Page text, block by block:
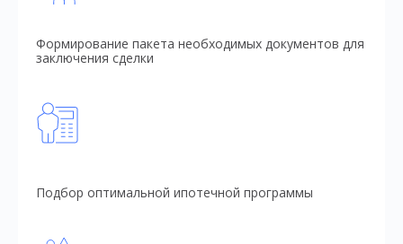
Формирование пакета необходимых документов для
заключения сделки
Подбор оптимальной ипотечной программы